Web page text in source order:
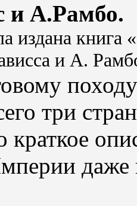
и А.Рамбо.
издана книга
и А.
три
краткое
даже